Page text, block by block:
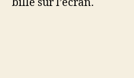
bille sur l’écran.